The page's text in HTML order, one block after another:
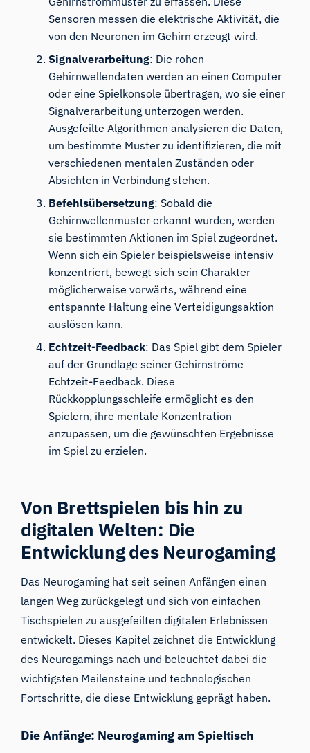
Sensoren messen die elektrische Aktivität, die
von den Neuronen im Gehirn erzeugt wird.
Signalverarbeitung: Die rohen
Gehirnwellendaten werden an einen Computer
oder eine Spielkonsole übertragen, wo sie einer
Signalverarbeitung unterzogen werden.
Ausgefeilte Algorithmen analysieren die Daten,
um bestimmte Muster zu identifizieren, die mit
verschiedenen mentalen Zuständen oder
Absichten in Verbindung stehen.
Befehlsübersetzung: Sobald die
Gehirnwellenmuster erkannt wurden, werden
sie bestimmten Aktionen im Spiel zugeordnet.
Wenn sich ein Spieler beispielsweise intensiv
konzentriert, bewegt sich sein Charakter
möglicherweise vorwärts, während eine
entspannte Haltung eine Verteidigungsaktion
auslösen kann.
Echtzeit-Feedback: Das Spiel gibt dem Spieler
auf der Grundlage seiner Gehirnströme
Echtzeit-Feedback. Diese
Rückkopplungsschleife ermöglicht es den
Spielern, ihre mentale Konzentration
anzupassen, um die gewünschten Ergebnisse
im Spiel zu erzielen.
Von Brettspielen bis hin zu
digitalen Welten: Die
Entwicklung des Neurogaming
Das Neurogaming hat seit seinen Anfängen einen
langen Weg zurückgelegt und sich von einfachen
Tischspielen zu ausgefeilten digitalen Erlebnissen
entwickelt. Dieses Kapitel zeichnet die Entwicklung
des Neurogamings nach und beleuchtet dabei die
wichtigsten Meilensteine und technologischen
Fortschritte, die diese Entwicklung geprägt haben.
Die Anfänge: Neurogaming am Spieltisch